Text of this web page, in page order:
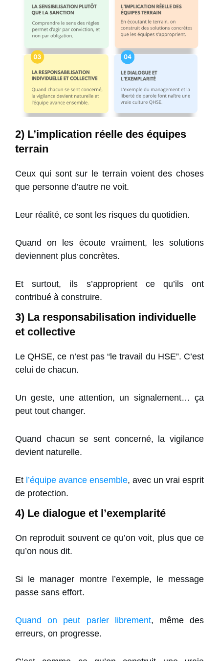
2) L’implication réelle des équipes
terrain
Ceux qui sont sur le terrain voient des choses
que personne d’autre ne voit.
Leur réalité, ce sont les risques du quotidien.
Quand on les écoute vraiment, les solutions
deviennent plus concrètes.
Et surtout, ils s’approprient ce qu’ils ont
contribué à construire.
3) La responsabilisation individuelle
et collective
Le QHSE, ce n’est pas “le travail du HSE”. C’est
celui de chacun.
Un geste, une attention, un signalement… ça
peut tout changer.
Quand chacun se sent concerné, la vigilance
devient naturelle.
Et l’équipe avance ensemble, avec un vrai esprit
de protection.
4) Le dialogue et l’exemplarité
On reproduit souvent ce qu’on voit, plus que ce
qu’on nous dit.
Si le manager montre l’exemple, le message
passe sans effort.
Quand on peut parler librement, même des
erreurs, on progresse.